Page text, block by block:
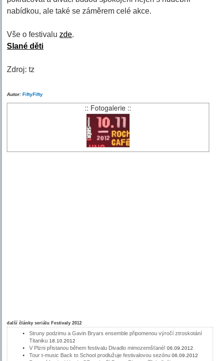
nabídkou, ale také se záměrem celé akce.
Vše o festivaluzde.
Slané děti
Zdroj: tz
Autor:FiftyFifty
:: Fotogalerie ::
další články seriálu Festivaly 2012
Struny podzimu a Gavin Bryars ensemble připomenou výročí ztroskotání
Titaniku 18.10.2012
V Plzni přistanou během festivalu Divadlo mimozemšťané!06.09.2012
Tour t-music Back to School prodlužuje festivalovou sezónu06.09.2012